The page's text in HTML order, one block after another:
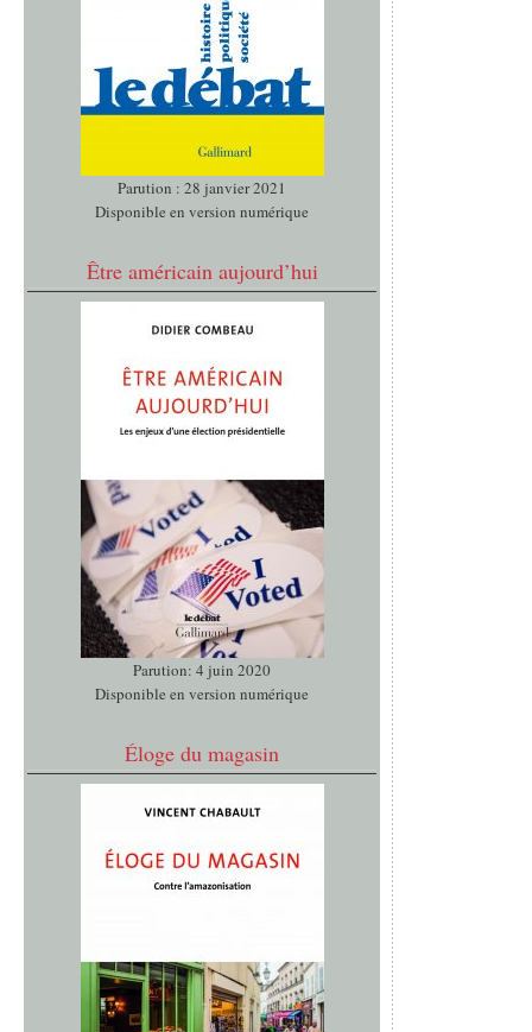
Parution : 28 janvier 2021
Disponible en version numérique
Être américain aujourd’hui
Parution: 4 juin 2020
Disponible en version numérique
Éloge du magasin